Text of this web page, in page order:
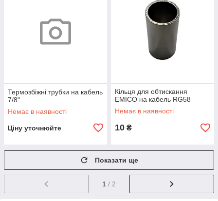
Термозбіжні трубки на кабель
7/8"
Немає в наявності
Ціну уточнюйте
Кільця для обтискання
EMICO на кабель RG58
Немає в наявності
10 ₴
Показати ще
1 / 2